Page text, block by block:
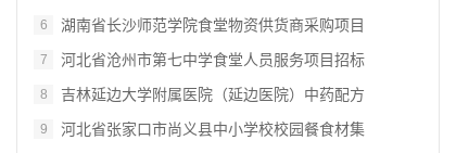
6 湖南省长沙师范学院食堂物资供货商采购项目
7 河北省沧州市第七中学食堂人员服务项目招标
8 吉林延边大学附属医院（延边医院）中药配方
9 河北省张家口市尚义县中小学校校园餐食材集